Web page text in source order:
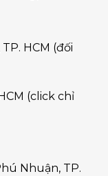
HCM (đối
(click chỉ
Nhuận, TP.